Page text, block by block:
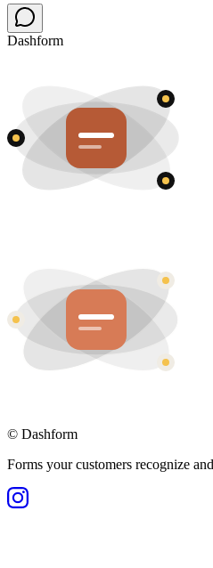
Dashform
© Dashform
Forms your customers recognize